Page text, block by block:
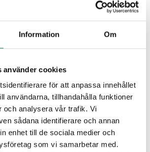
Information Om
använder cookies
för att anpassa innehållet
användarna, tillhandahålla funktioner
och analysera vår trafik. Vi
sådana identifierare och annan
enhet till de sociala medier och
som vi samarbetar med.
Frukt och Grönt
2025
och överenskommelser